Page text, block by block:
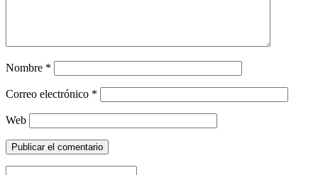
Nombre *
Correo electrónico *
Web